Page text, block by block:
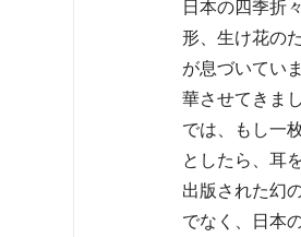
日本の四季折
形、生け花の
が息づいてい
華させてきまし
では、もし一
としたら、耳
出版された幻
でなく、日本